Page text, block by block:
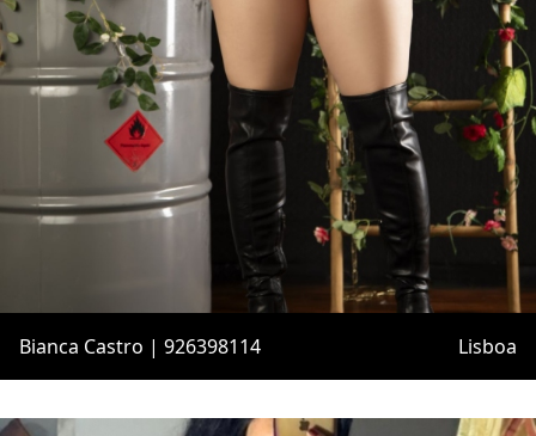
Bianca Castro | 926398114 Lisboa